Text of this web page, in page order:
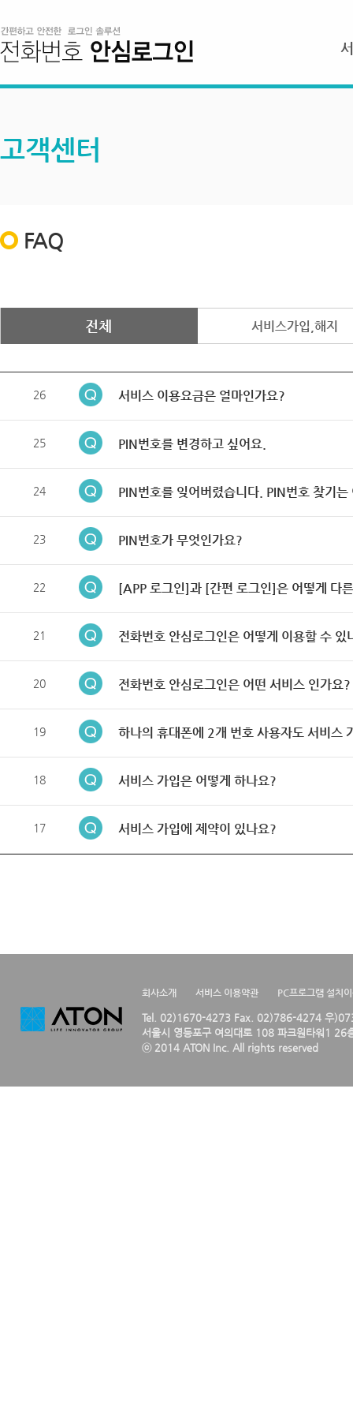
고객센터
FAQ
전체 서비스가입,해지
26 서비스 이용요금은 얼마인가요?
25 PIN번호를 변경하고 싶어요.
24 PIN번호를 잊어버렸습니다. PIN번호 찾기는
23 PIN번호가 무엇인가요?
22 [APP 로그인]과 [간편 로그인]은 어떻게 다
21 전화번호 안심로그인은 어떻게 이용할 수 있
20 전화번호 안심로그인은 어떤 서비스 인가요?
19 하나의 휴대폰에 2개 번호 사용자도 서비스
18 서비스 가입은 어떻게 하나요?
17 서비스 가입에 제약이 있나요?
회사소개 서비스 이용약관 PC프로그램 설치
Tel. 02)1670-4273 Fax. 02)786-4274 우
서울시 영등포구 여의대로 108 파크원타워1 26
ⓒ 2014 ATON Inc. All rights reserved